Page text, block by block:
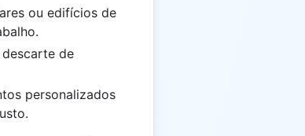
ou edifícios de
de
personalizados